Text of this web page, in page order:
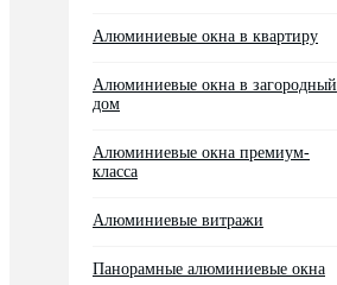
Алюминиевые окна в квартиру
Алюминиевые окна в загородный
дом
Алюминиевые окна премиум-
класса
Алюминиевые витражи
Панорамные алюминиевые окна